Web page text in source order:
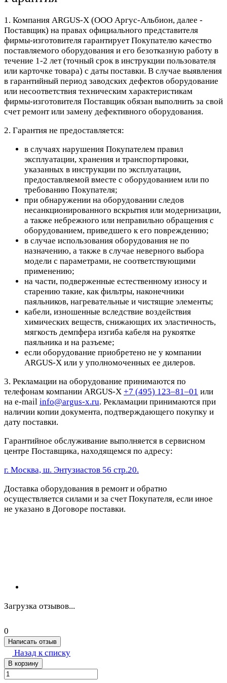
1. Компания ARGUS-X (ООО Аргус-Альбион, далее -
Поставщик) на правах официального представителя
фирмы-изготовителя гарантирует Покупателю качество
поставляемого оборудования и его безотказную работу в
течение 1-2 лет (точный срок в инструкции пользователя
или карточке товара) с даты поставки. В случае выявления
в гарантийный период заводских дефектов оборудование
или несоответствия техническим характеристикам
фирмы-изготовителя Поставщик обязан выполнить за свой
счет ремонт или замену дефективного оборудования.
2. Гарантия не предоставляется:
в случаях нарушения Покупателем правил
эксплуатации, хранения и транспортировки,
указанных в инструкции по эксплуатации,
предоставляемой вместе с оборудованием или по
требованию Покупателя;
при обнаружении на оборудовании следов
несанкционированного вскрытия или модернизации,
а также небрежного или неправильно обращения с
оборудованием, приведшего к его повреждению;
в случае использования оборудования не по
назначению, а также в случае неверного выбора
модели с параметрами, не соответствующими
применению;
на части, подверженные естественному износу и
старению такие, как фильтры, наконечники
паяльников, нагревательные и чистящие элементы;
кабели, изношенные вследствие воздействия
химических веществ, снижающих их эластичность,
мягкость демпфера изгиба кабеля на рукоятке
паяльника и на разъеме;
если оборудование приобретено не у компании
ARGUS-X или у уполномоченных ее дилеров.
3. Рекламации на оборудование принимаются по
телефонам компании ARGUS-X +7 (495) 123–81–01 или
на e-mail info@argus-x.ru. Рекламации принимаются при
наличии копии документа, подтверждающего покупку и
дату поставки.
Гарантийное обслуживание выполняется в сервисном
центре Поставщика, находящемся по адресу:
г. Москва, ш. Энтузиастов 56 стр.20.
Доставка оборудования в ремонт и обратно
осуществляется силами и за счет Покупателя, если иное
не указано в Договоре поставки.
Загрузка отзывов...
0
Написать отзыв
Назад к списку
В корзину